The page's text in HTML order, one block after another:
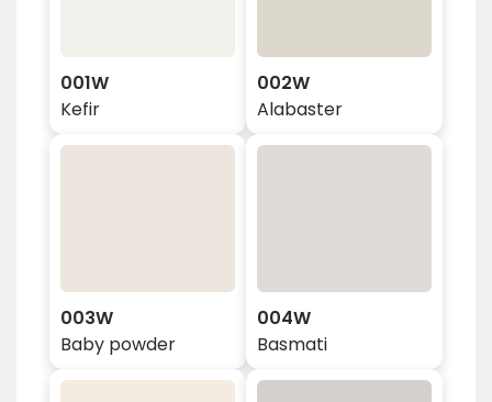
001W
Kefir
002W
Alabaster
003W
Baby powder
004W
Basmati